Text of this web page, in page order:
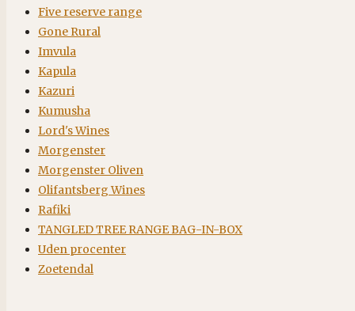
Five reserve range
Gone Rural
Imvula
Kapula
Kazuri
Kumusha
Lord's Wines
Morgenster
Morgenster Oliven
Olifantsberg Wines
Rafiki
TANGLED TREE RANGE BAG-IN-BOX
Uden procenter
Zoetendal